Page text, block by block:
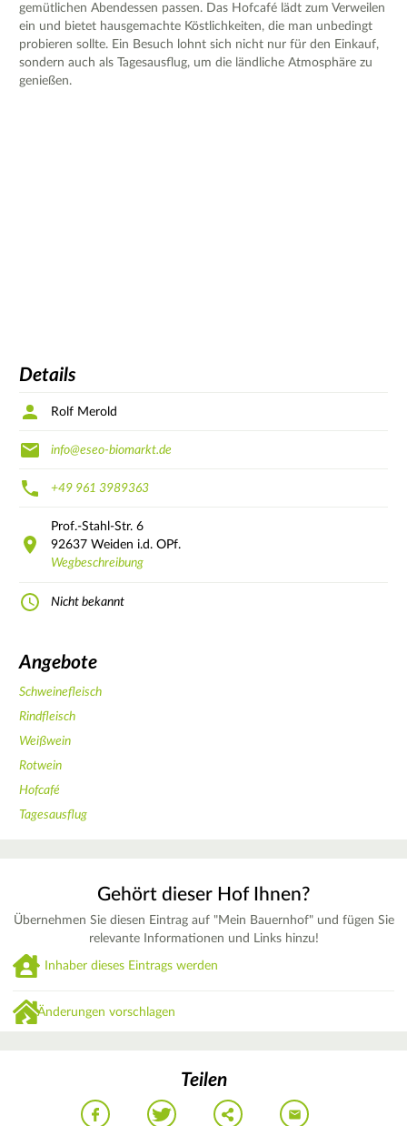
gemütlichen Abendessen passen. Das Hofcafé lädt zum Verweilen
ein und bietet hausgemachte Köstlichkeiten, die man unbedingt
probieren sollte. Ein Besuch lohnt sich nicht nur für den Einkauf,
sondern auch als Tagesausflug, um die ländliche Atmosphäre zu
genießen.
Details
Rolf Merold
info@eseo-biomarkt.de
+49 961 3989363
Prof.-Stahl-Str. 6
92637 Weiden i.d. OPf.
Wegbeschreibung
Nicht bekannt
Angebote
Schweinefleisch
Rindfleisch
Weißwein
Rotwein
Hofcafé
Tagesausflug
Gehört dieser Hof Ihnen?
Übernehmen Sie diesen Eintrag auf "Mein Bauernhof" und fügen Sie
relevante Informationen und Links hinzu!
Inhaber dieses Eintrags werden
Änderungen vorschlagen
Teilen